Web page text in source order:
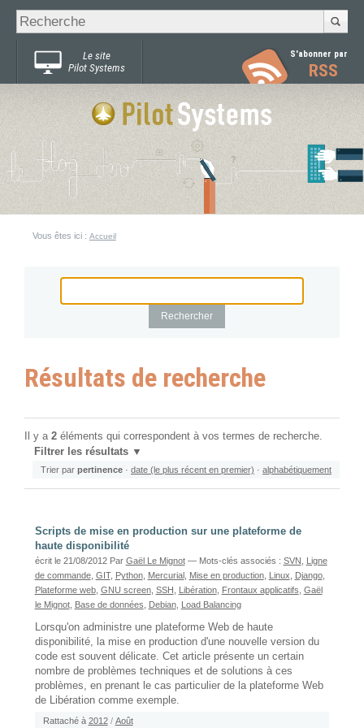
Chercher par
Recherche
avancée…
Le site
Pilot Systems
S'abonner par
RSS
Vous êtes ici : Accueil
Résultats de recherche
Il y a 2 éléments qui correspondent à vos termes de recherche.
Filtrer les résultats
Trier par pertinence · date (le plus récent en premier) · alphabétiquement
Scripts de mise en production sur une plateforme de
haute disponibilité
écrit le 21/08/2012 Par Gaël Le Mignot — Mots-clés associés : SVN
Ligne
de commande, GIT, Python, Mercurial, Mise en production, Linux Django,
Plateforme web, GNU screen, SSH Libération, Frontaux applicatifs Gaël
le Mignot, Base de données Debian, Load Balancing
Lorsqu'on administre une plateforme Web de haute
disponibilité, la mise en production d'une nouvelle version du
code est souvent délicate. Cet article présente un certain
nombre de problèmes techniques et de solutions à ces
problèmes, en prenant le cas particulier de la plateforme Web
de Libération comme exemple.
Rattaché à 2012 / Août